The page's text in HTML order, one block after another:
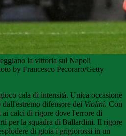
la vittoria sul Napoli
by Francesco Pecoraro/Getty
cala di intensità. Unica occasione
difensore dei Violini. Con
ai calci di rigore dove l'errore di
per la squadra di Ballardini. Il rigore
di gioia i grigiorossi in un